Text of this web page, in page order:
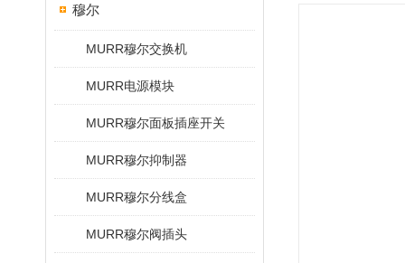
穆尔
MURR穆尔交换机
MURR电源模块
MURR穆尔面板插座开关
MURR穆尔抑制器
MURR穆尔分线盒
MURR穆尔阀插头